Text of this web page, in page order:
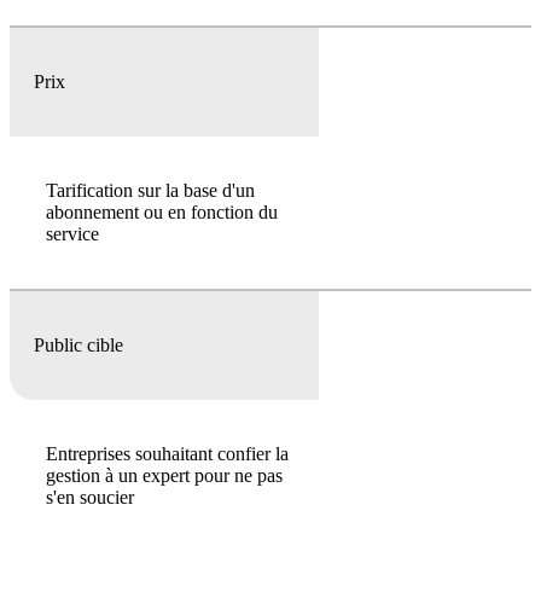
Prix
Tarification sur la base d'un
abonnement ou en fonction du
service
Public cible
Entreprises souhaitant confier la
gestion à un expert pour ne pas
s'en soucier